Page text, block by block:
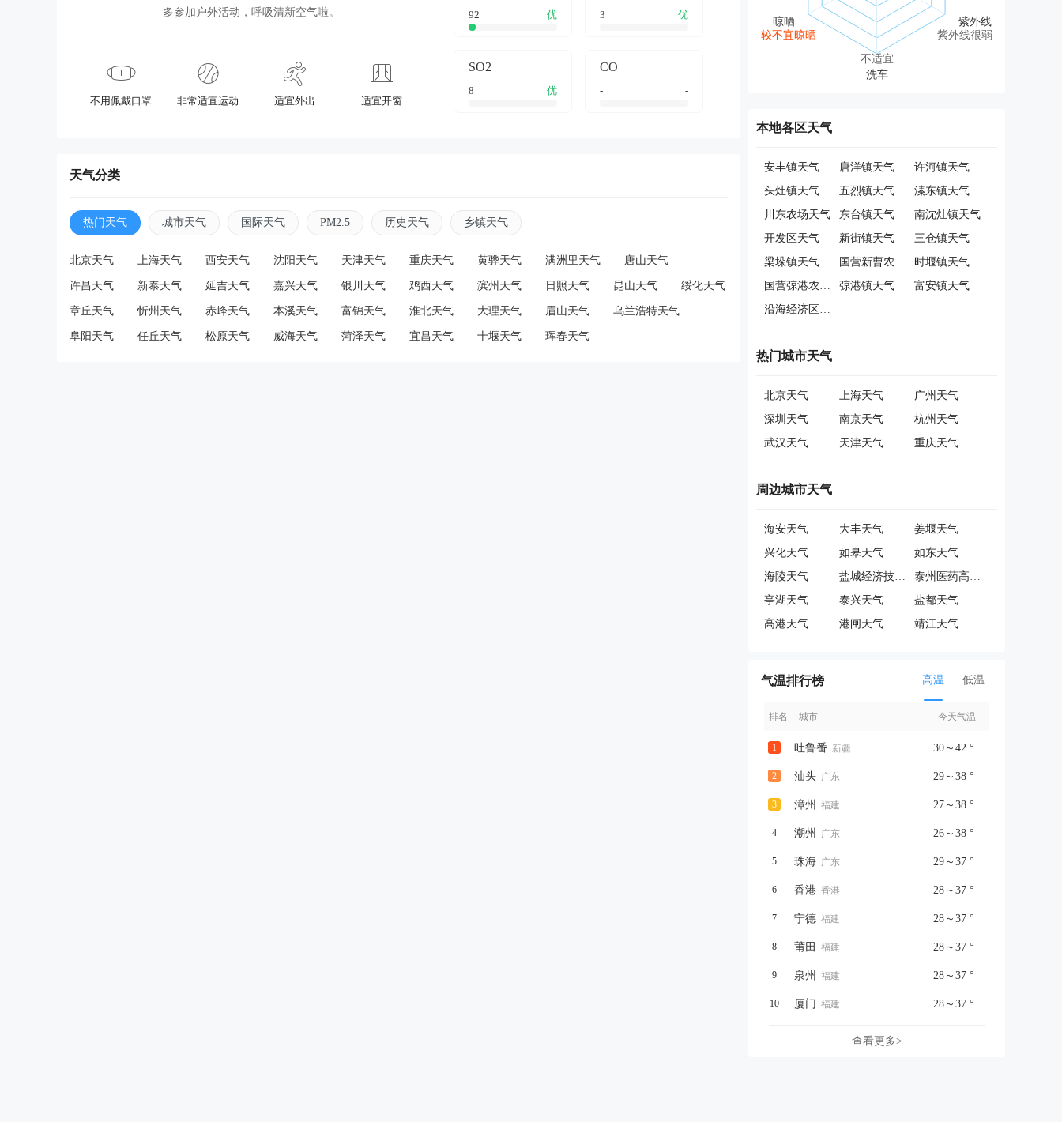
多参加户外活动，呼吸清新空气啦。
不用佩戴口罩 非常适宜运动 适宜外出 适宜开窗
92 优 3 优
SO2
8 优
CO
- -
天气分类
热门天气 城市天气 国际天气 PM2.5 历史天气 乡镇天气
北京天气 上海天气 西安天气 沈阳天气 天津天气 重庆天气 黄骅天气 满洲里天气 唐山天气
许昌天气 新泰天气 延吉天气 嘉兴天气 银川天气 鸡西天气 滨州天气 日照天气 昆山天气 绥化天气
章丘天气 忻州天气 赤峰天气 本溪天气 富锦天气 淮北天气 大理天气 眉山天气 乌兰浩特天气
阜阳天气 任丘天气 松原天气 威海天气 菏泽天气 宜昌天气 十堰天气 珲春天气
较不宜晾晒
不适宜
紫外线很弱
本地各区天气
安丰镇天气 唐洋镇天气
许河镇天气
头灶镇天气
五烈镇天气
溱东镇天气
川东农场天气
东台镇天气
南沈灶镇天气
开发区天气
新街镇天气
三仓镇天气
梁垛镇天气
国营新曹农场天气
时堰镇天气
国营弶港农场天气
弶港镇天气
富安镇天气
沿海经济区天气
热门城市天气
北京天气 上海天气
广州天气
深圳天气
南京天气
杭州天气
武汉天气
天津天气 重庆天气
周边城市天气
海安天气 大丰天气
姜堰天气
兴化天气
如皋天气
如东天气
海陵天气
盐城经济技术开发区天气
泰州医药高新技术产业开发区天气
亭湖天气
泰兴天气
盐都天气
高港天气
港闸天气 靖江天气
气温排行榜 高温 低温
排名 城市 今天气温
1 吐鲁番 新疆 30～42 °
2 汕头 广东 29～38 °
3 漳州 福建 27～38 °
4 潮州 广东 26～38 °
5 珠海 广东 29～37 °
6 香港 香港 28～37 °
7 宁德 福建 28～37 °
8 莆田 福建 28～37 °
9 泉州 福建 28～37 °
10 厦门 福建 28～37 °
查看更多>